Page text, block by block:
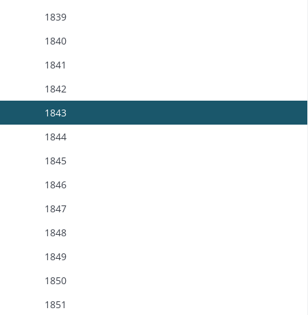
1839
1840
1841
1842
1843
1844
1845
1846
1847
1848
1849
1850
1851